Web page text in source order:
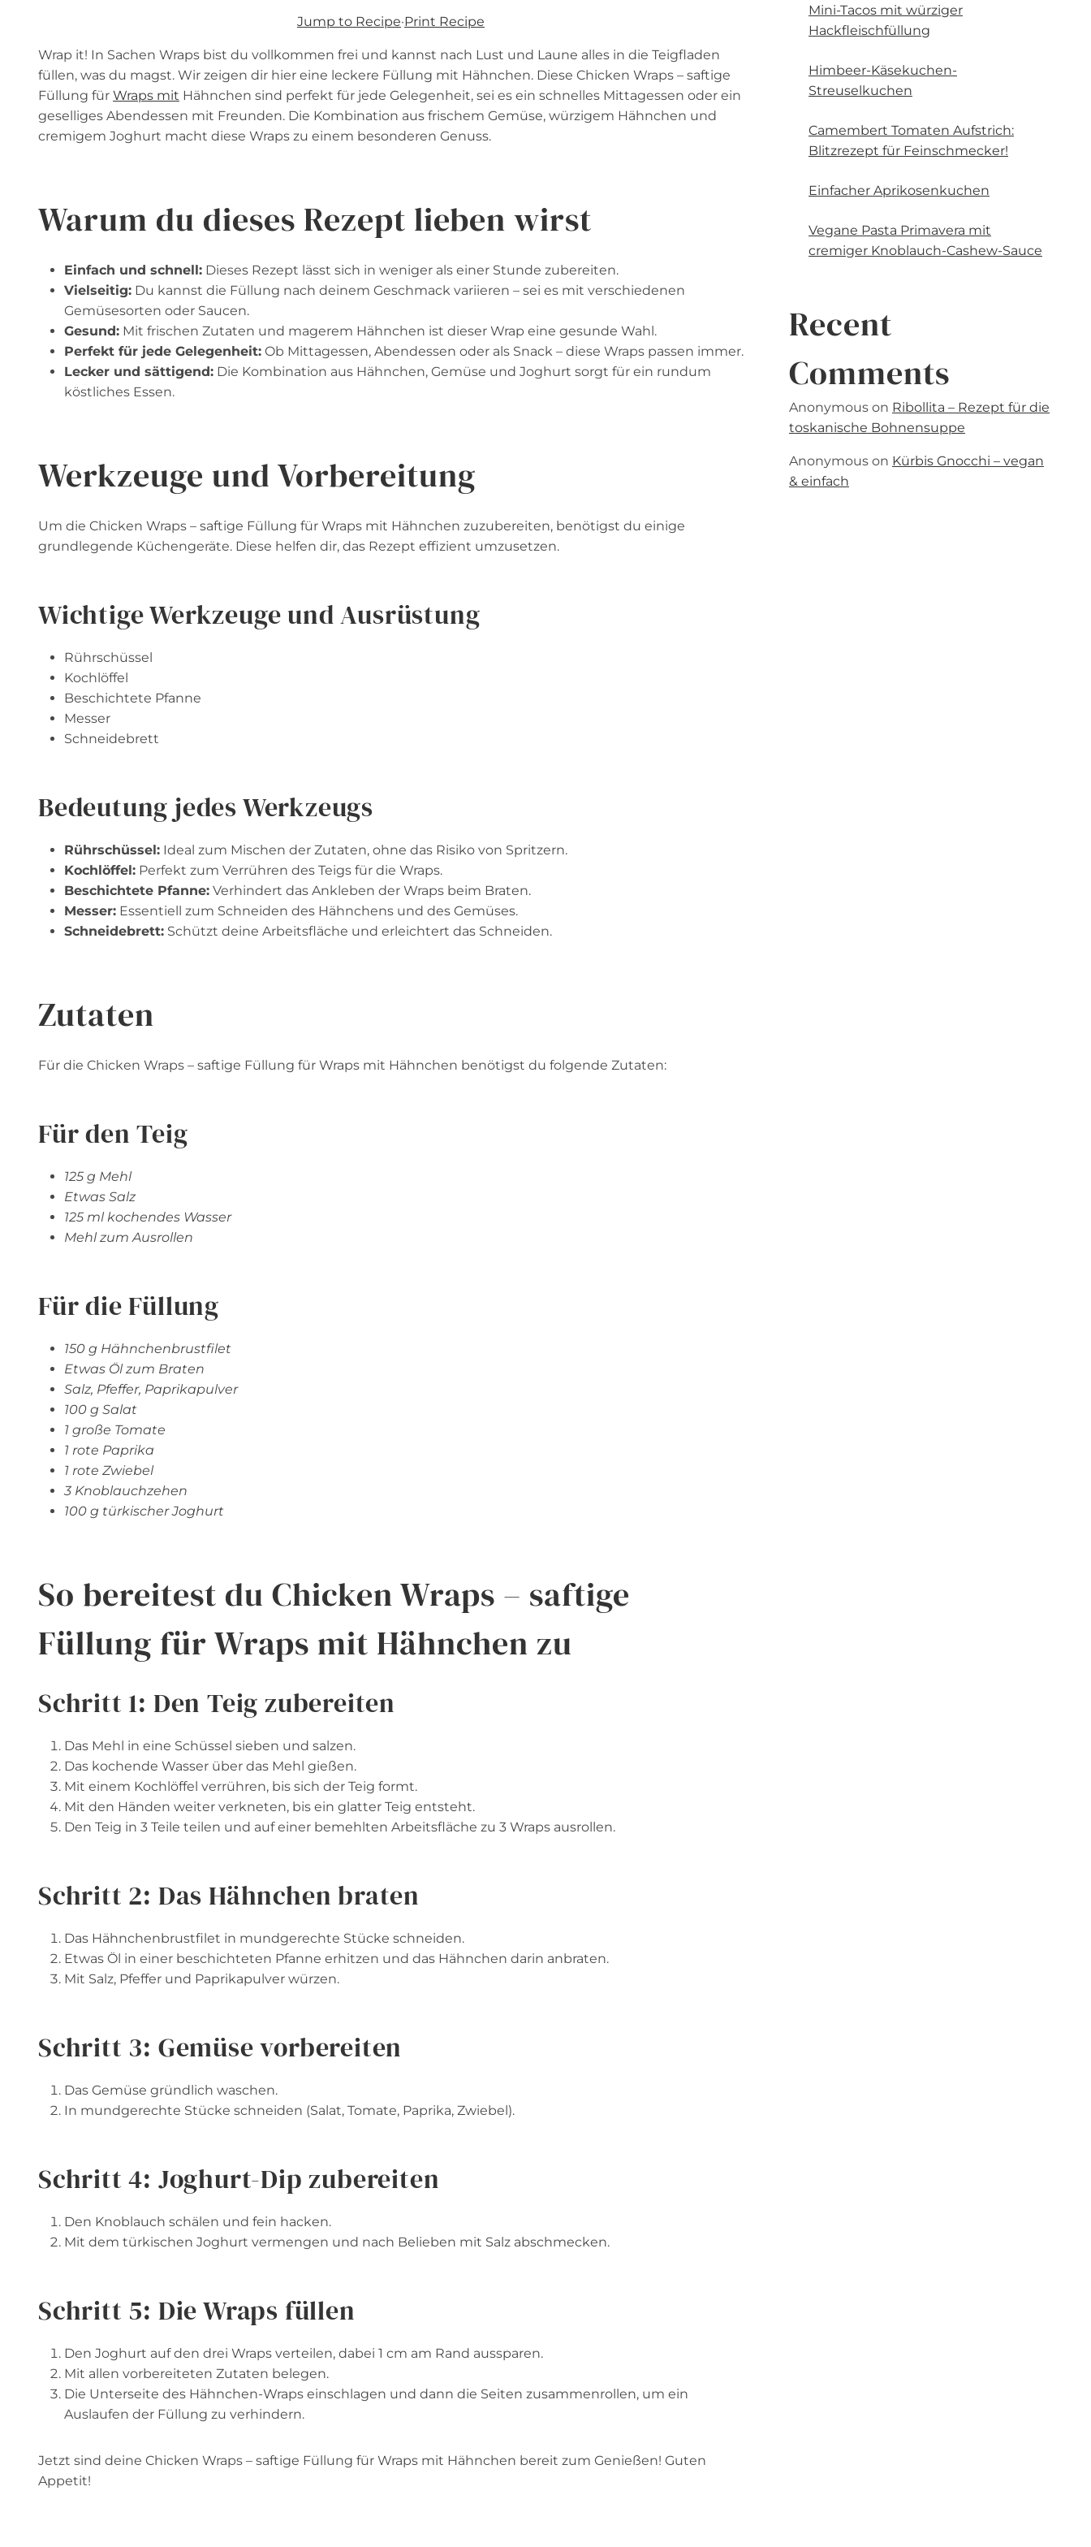
Jump to Recipe·Print Recipe
Wrap it! In Sachen Wraps bist du vollkommen frei und kannst nach Lust und Laune alles in die Teigfladen
füllen, was du magst. Wir zeigen dir hier eine leckere Füllung mit Hähnchen. Diese Chicken Wraps – saftige
Füllung für Wraps mit Hähnchen sind perfekt für jede Gelegenheit, sei es ein schnelles Mittagessen oder ein
geselliges Abendessen mit Freunden. Die Kombination aus frischem Gemüse, würzigem Hähnchen und
cremigem Joghurt macht diese Wraps zu einem besonderen Genuss.
Warum du dieses Rezept lieben wirst
Einfach und schnell: Dieses Rezept lässt sich in weniger als einer Stunde zubereiten.
Vielseitig: Du kannst die Füllung nach deinem Geschmack variieren – sei es mit verschiedenen
Gemüsesorten oder Saucen.
Gesund: Mit frischen Zutaten und magerem Hähnchen ist dieser Wrap eine gesunde Wahl.
Perfekt für jede Gelegenheit: Ob Mittagessen, Abendessen oder als Snack – diese Wraps passen immer.
Lecker und sättigend: Die Kombination aus Hähnchen, Gemüse und Joghurt sorgt für ein rundum
köstliches Essen.
Werkzeuge und Vorbereitung
Um die Chicken Wraps – saftige Füllung für Wraps mit Hähnchen zuzubereiten, benötigst du einige
grundlegende Küchengeräte. Diese helfen dir, das Rezept effizient umzusetzen.
Wichtige Werkzeuge und Ausrüstung
Rührschüssel
Kochlöffel
Beschichtete Pfanne
Messer
Schneidebrett
Bedeutung jedes Werkzeugs
Rührschüssel: Ideal zum Mischen der Zutaten, ohne das Risiko von Spritzern.
Kochlöffel: Perfekt zum Verrühren des Teigs für die Wraps.
Beschichtete Pfanne: Verhindert das Ankleben der Wraps beim Braten.
Messer: Essentiell zum Schneiden des Hähnchens und des Gemüses.
Schneidebrett: Schützt deine Arbeitsfläche und erleichtert das Schneiden.
Zutaten
Für die Chicken Wraps – saftige Füllung für Wraps mit Hähnchen benötigst du folgende Zutaten:
Für den Teig
125 g Mehl
Etwas Salz
125 ml kochendes Wasser
Mehl zum Ausrollen
Für die Füllung
150 g Hähnchenbrustfilet
Etwas Öl zum Braten
Salz, Pfeffer, Paprikapulver
100 g Salat
1 große Tomate
1 rote Paprika
1 rote Zwiebel
3 Knoblauchzehen
100 g türkischer Joghurt
So bereitest du Chicken Wraps – saftige
Füllung für Wraps mit Hähnchen zu
Schritt 1: Den Teig zubereiten
Das Mehl in eine Schüssel sieben und salzen.
Das kochende Wasser über das Mehl gießen.
Mit einem Kochlöffel verrühren, bis sich der Teig formt.
Mit den Händen weiter verkneten, bis ein glatter Teig entsteht.
Den Teig in 3 Teile teilen und auf einer bemehlten Arbeitsfläche zu 3 Wraps ausrollen.
Schritt 2: Das Hähnchen braten
Das Hähnchenbrustfilet in mundgerechte Stücke schneiden.
Etwas Öl in einer beschichteten Pfanne erhitzen und das Hähnchen darin anbraten.
Mit Salz, Pfeffer und Paprikapulver würzen.
Schritt 3: Gemüse vorbereiten
Das Gemüse gründlich waschen.
In mundgerechte Stücke schneiden (Salat, Tomate, Paprika, Zwiebel).
Schritt 4: Joghurt-Dip zubereiten
Den Knoblauch schälen und fein hacken.
Mit dem türkischen Joghurt vermengen und nach Belieben mit Salz abschmecken.
Schritt 5: Die Wraps füllen
Den Joghurt auf den drei Wraps verteilen, dabei 1 cm am Rand aussparen.
Mit allen vorbereiteten Zutaten belegen.
Die Unterseite des Hähnchen-Wraps einschlagen und dann die Seiten zusammenrollen, um ein
Auslaufen der Füllung zu verhindern.
Jetzt sind deine Chicken Wraps – saftige Füllung für Wraps mit Hähnchen bereit zum Genießen! Guten
Appetit!
Mini-Tacos mit würziger
Hackfleischfüllung
Himbeer-Käsekuchen-
Streuselkuchen
Camembert Tomaten Aufstrich:
Blitzrezept für Feinschmecker!
Einfacher Aprikosenkuchen
Vegane Pasta Primavera mit
cremiger Knoblauch-Cashew-Sauce
Recent
Comments
Anonymous on Ribollita – Rezept für die
toskanische Bohnensuppe
Anonymous on Kürbis Gnocchi – vegan
& einfach